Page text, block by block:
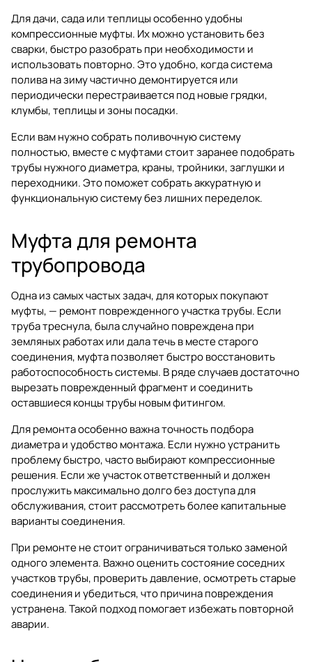
Для дачи, сада или теплицы особенно удобны
компрессионные муфты. Их можно установить без
сварки, быстро разобрать при необходимости и
использовать повторно. Это удобно, когда система
полива на зиму частично демонтируется или
периодически перестраивается под новые грядки,
клумбы, теплицы и зоны посадки.
Если вам нужно собрать поливочную систему
полностью, вместе с муфтами стоит заранее подобрать
трубы нужного диаметра, краны, тройники, заглушки и
переходники. Это поможет собрать аккуратную и
функциональную систему без лишних переделок.
Муфта для ремонта
трубопровода
Одна из самых частых задач, для которых покупают
муфты, — ремонт поврежденного участка трубы. Если
труба треснула, была случайно повреждена при
земляных работах или дала течь в месте старого
соединения, муфта позволяет быстро восстановить
работоспособность системы. В ряде случаев достаточно
вырезать поврежденный фрагмент и соединить
оставшиеся концы трубы новым фитингом.
Для ремонта особенно важна точность подбора
диаметра и удобство монтажа. Если нужно устранить
проблему быстро, часто выбирают компрессионные
решения. Если же участок ответственный и должен
прослужить максимально долго без доступа для
обслуживания, стоит рассмотреть более капитальные
варианты соединения.
При ремонте не стоит ограничиваться только заменой
одного элемента. Важно оценить состояние соседних
участков трубы, проверить давление, осмотреть старые
соединения и убедиться, что причина повреждения
устранена. Такой подход помогает избежать повторной
аварии.